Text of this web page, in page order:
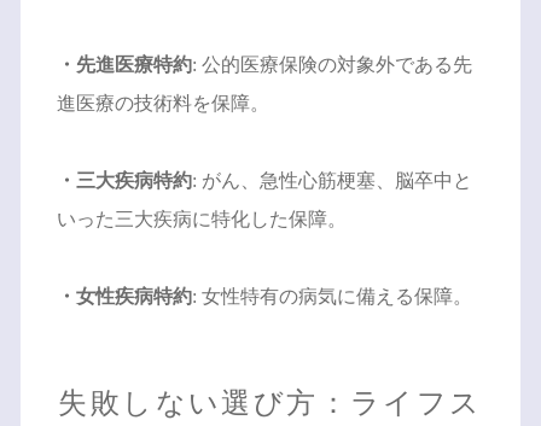
・先進医療特約: 公的医療保険の対象外である先
進医療の技術料を保障。
・三大疾病特約: がん、急性心筋梗塞、脳卒中と
いった三大疾病に特化した保障。
・女性疾病特約: 女性特有の病気に備える保障。
失敗しない選び方：ライフス